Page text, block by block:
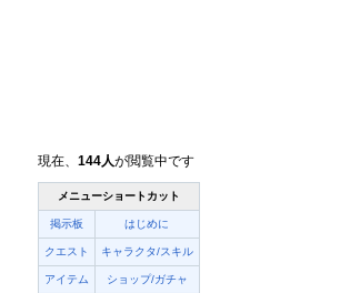
現在、 144人が閲覧中です
メニューショートカット
掲示板 はじめに
クエスト キャラクタ/スキル
アイテム ショップ/ガチャ